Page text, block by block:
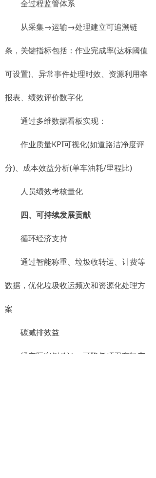
全过程监管体系
从采集→运输→处理建立可追溯链
条，关键指标包括：作业完成率(达标阈值
可设置)、异常事件处理时效、资源利用率
报表、绩效评价数字化
通过多维数据看板实现：
作业质量KPI可视化(如道路洁净度评
分)、成本效益分析(单车油耗/里程比)
人员绩效考核量化
四、可持续发展贡献
循环经济支持
通过智能称重、垃圾收转运、计费等
数据，优化垃圾收运频次和资源化处理方
案
碳减排效益
经实际案例验证，可降低环卫车辆空